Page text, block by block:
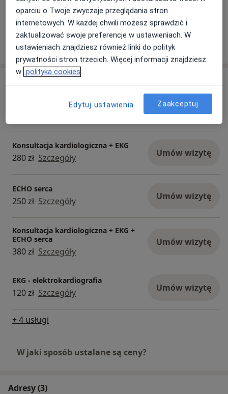
tym solidna wiedza i doświadczenie.
Jest kompetentny, rzeczowy i
uważny na szczegóły. Zdecydo...
Andrey
odpowiadał
Polecam
Pokaż więcejo doświadczeniu
Konsultacja kardiologiczna
Umów wizytę
Konsultacja kardiologiczna + EKG
280 zł Szczegóły Umów wizytę
ECHO serca
250 zł Szczegóły Umów wizytę
Konsultacja kardiologiczna + EKG +
ECHO serca
380 zł Szczegóły
Umów wizytę
EKG - elektrokardiografia
120 zł Szczegóły Umów wizytę
+ 4 usługi
W jaki sposób ustalane są ceny?
Adresy (3)
oparciu o Twoje zwyczaje przeglądania stron
internetowych. W każdej chwili możesz sprawdzić i
zaktualizować swoje preferencje w ustawieniach. W
ustawieniach znajdziesz również linki do polityk
prywatności stron trzecich. Więcej informacji znajdziesz
w polityka cookies
Edytuj ustawienia Zaakceptuj